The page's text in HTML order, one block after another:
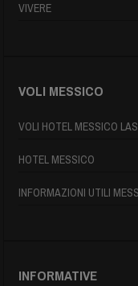
VIVERE
VOLI MESSICO
VOLI HOTEL MESSICO
HOTEL MESSICO
INFORMAZIONI UTILI
INFORMATIVE